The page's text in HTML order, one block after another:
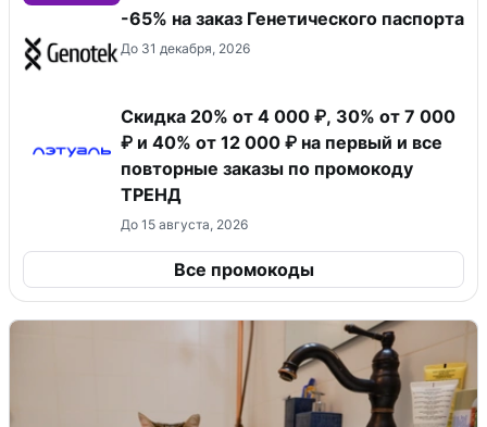
-65% на заказ Генетического паспорта
До 31 декабря, 2026
Скидка 20% от 4 000 ₽, 30% от 7 000
₽ и 40% от 12 000 ₽ на первый и все
повторные заказы по промокоду
ТРЕНД
До 15 августа, 2026
Все промокоды